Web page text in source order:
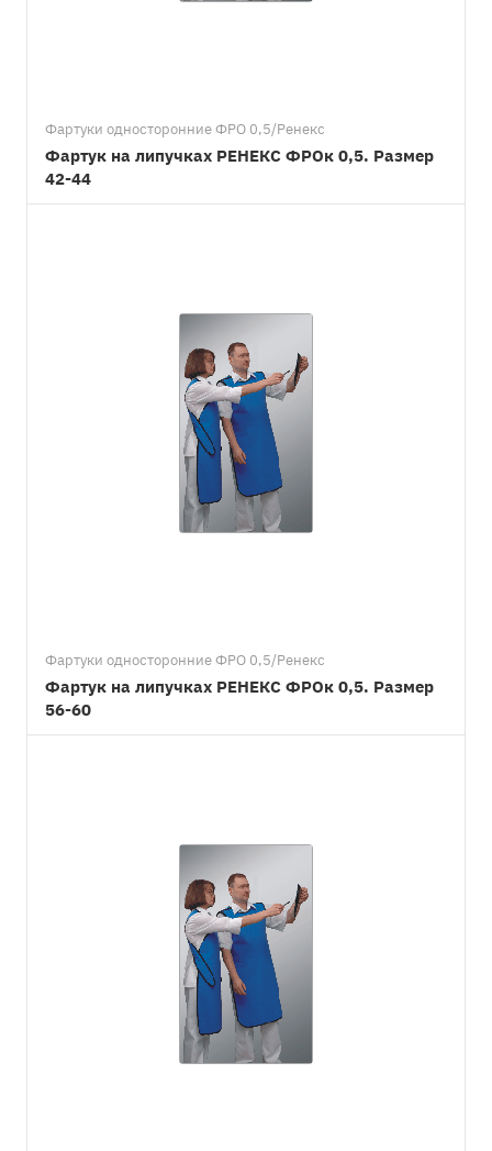
Фартуки односторонние ФРО 0,5/Ренекс
Фартук на липучках РЕНЕКС ФРОк 0,5. Размер
42-44
Фартуки односторонние ФРО 0,5/Ренекс
Фартук на липучках РЕНЕКС ФРОк 0,5. Размер
56-60